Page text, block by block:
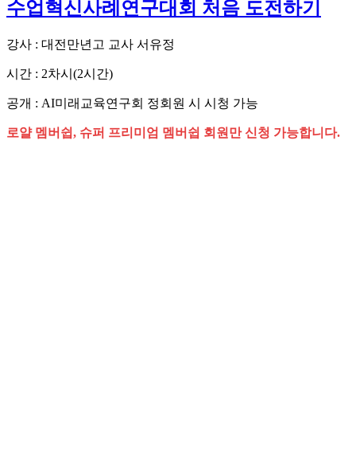
수업혁신사례연구대회 처음 도전하기
강사 : 대전만년고 교사 서유정
시간 : 2차시(2시간)
공개 : AI미래교육연구회 정회원 시 시청 가능
로얄 멤버쉽, 슈퍼 프리미엄 멤버쉽 회원만 신청 가능합니다.